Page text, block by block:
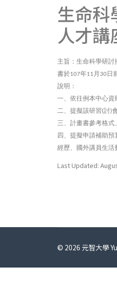
生命科
人才講
主旨：生命科學研討
書於107年11 月 30日
說明：
一、依往例本中心資
二、提擬該研習(討)
三、計畫書參考格
四、提擬申請補助預
經歷、國外講員生活
Last Updated:
© 2026 元智大學